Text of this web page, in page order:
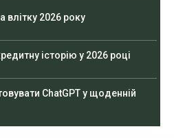
2026 року
історію у 2026 році
ChatGPT у щоденній